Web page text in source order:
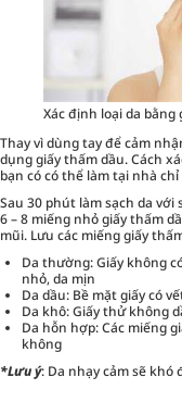
Xác định loại da bằng
Thay vì dùng tay để cảm
dụnggiấy thấm dầu. Cách
bạn có có thể làm tại nhà
Sau 30 phút làm sạch da với
6 – 8 miếng nhỏ giấy thấm
mũi. Lưu các miếng giấy
Da thường: Giấy không
nhỏ, da mịn
Da dầu: Bề mặt giấy có
Da khô: Giấy thử không
Da hỗn hợp: Các miếng
không
*Lưu ý: Da nhạy cảm sẽ